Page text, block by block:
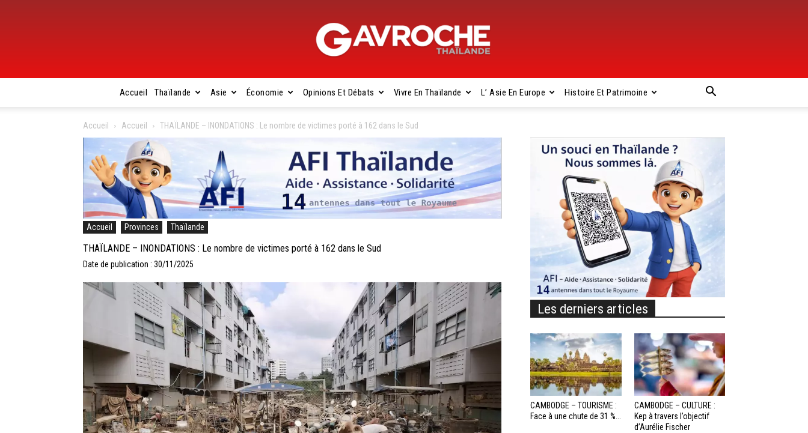
Gavroche
Thaïlande
Accueil Thaïlande Asie Économie Opinions Et Débats Vivre En Thaïlande L’ Asie En Europe Histoire Et Patrimoine
Accueil Accueil THAÏLANDE – INONDATIONS : Le nombre de victimes porté à 162 dans le Sud
Accueil Provinces Thaïlande
THAÏLANDE – INONDATIONS : Le nombre de victimes porté à 162 dans le Sud
Date de publication : 30/11/2025
Les derniers articles
CAMBODGE – TOURISME :
Face à une chute de 31 %...
CAMBODGE – CULTURE :
Kep à travers l’objectif
d’Aurélie Fischer